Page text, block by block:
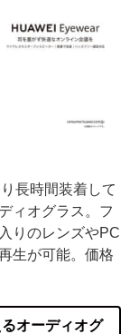
長時間装着して
ィオグラス。フ
りのレンズやPC
生が可能。価格
オーディオグ